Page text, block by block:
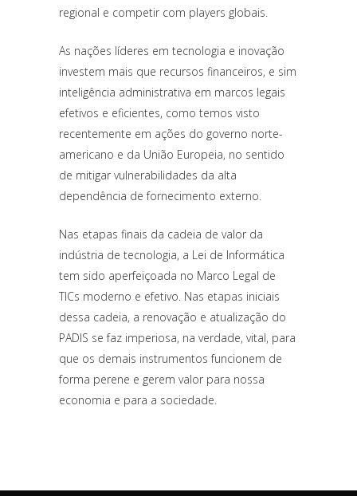
regional e competir com players globais.
As nações líderes em tecnologia e inovação
investem mais que recursos financeiros, e sim
inteligência administrativa em marcos legais
efetivos e eficientes, como temos visto
recentemente em ações do governo norte-
americano e da União Europeia, no sentido
de mitigar vulnerabilidades da alta
dependência de fornecimento externo.
Nas etapas finais da cadeia de valor da
indústria de tecnologia, a Lei de Informática
tem sido aperfeiçoada no Marco Legal de
TICs moderno e efetivo. Nas etapas iniciais
dessa cadeia, a renovação e atualização do
PADIS se faz imperiosa, na verdade, vital, para
que os demais instrumentos funcionem de
forma perene e gerem valor para nossa
economia e para a sociedade.